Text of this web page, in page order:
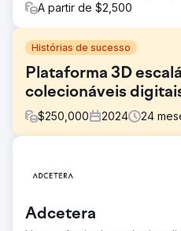
A partir de $2,500
Histórias de sucesso
Plataforma 3D
colecionáveis
$250,000 2024 24
Nosso cliente precisava de
para lançar e dar suporte à
pudesse se conectar a
Adcetera